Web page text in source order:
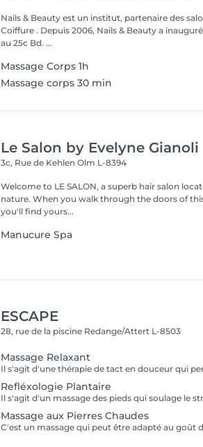
Nails & Beauty est un institut, partenaire des
Coiffure . Depuis 2006, Nails & Beauty a
au 25c Bd. ...
Massage Corps 1h
Massage corps 30 min
Le Salon by Evelyne Gianoli
3c, Rue de KehlenOlm L-8394
Welcome to LE SALON, a superb hair salon
nature. When you walk through the doors of this beautiful salon,
you'll find yours...
Manucure Spa
ESCAPE
28, rue de la piscine Redange/Attert L-8503
Massage Relaxant
Refléxologie Plantaire
Massage aux Pierres Chaudes